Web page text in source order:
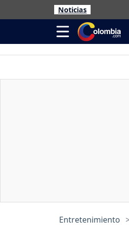
Noticias
Entretenimiento